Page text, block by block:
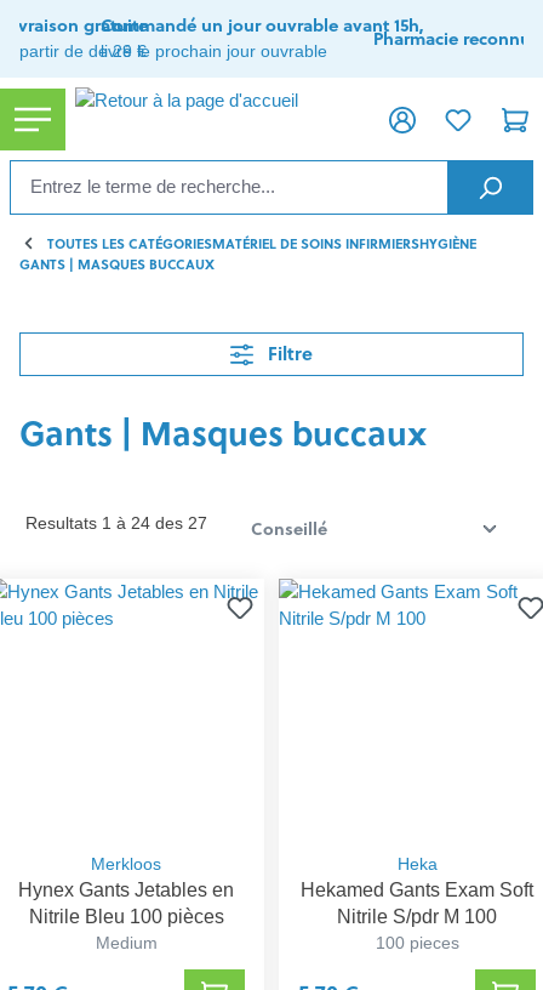
principal
Livraison gratuite
à partir de de 29 €
Commandé un jour ouvrable avant 15h,
livré le prochain jour ouvrable
Pharmacie reconnue
TOUTES LES CATÉGORIESMATÉRIEL DE SOINS INFIRMIERSHYGIÈNE
GANTS | MASQUES BUCCAUX
Filtre
Gants | Masques buccaux
Resultats 1 à 24 des 27
Merkloos
Hynex Gants Jetables en
Nitrile Bleu 100 pièces
Medium
Heka
Hekamed Gants Exam Soft
Nitrile S/pdr M 100
100 pieces